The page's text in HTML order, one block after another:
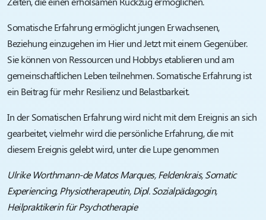
Somatische Erfahrung ermöglicht jungen Erwachsenen,
Beziehung einzugehen im Hier und Jetzt mit einem Gegenüber.
Sie können von Ressourcen und Hobbys etablieren und am
gemeinschaftlichen Leben teilnehmen. Somatische Erfahrung ist
ein Beitrag für mehr Resilienz und Belastbarkeit.
In der Somatischen Erfahrung wird nicht mit dem Ereignis an sich
gearbeitet, vielmehr wird die persönliche Erfahrung, die mit
diesem Ereignis gelebt wird, unter die Lupe genommen
Ulrike Worthmann-de Matos Marques, Feldenkrais, Somatic
Experiencing, Physiotherapeutin, Dipl. Sozialpädagogin,
Heilpraktikerin für Psychotherapie